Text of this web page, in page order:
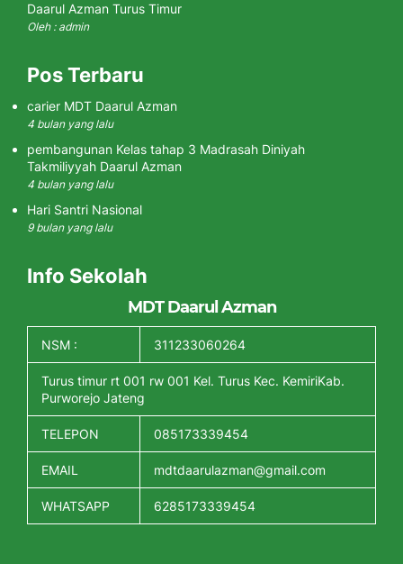
Daarul Azman Turus Timur
Oleh : admin
Pos Terbaru
carier MDT Daarul Azman
4 bulan yang lalu
pembangunan Kelas tahap 3 Madrasah Diniyah
Takmiliyyah Daarul Azman
4 bulan yang lalu
Hari Santri Nasional
9 bulan yang lalu
Info Sekolah
MDT Daarul Azman
NSM : 311233060264
Turus timur rt 001 rw 001 Kel. Turus Kec. KemiriKab.
Purworejo Jateng
TELEPON 085173339454
EMAIL mdtdaarulazman@gmail.com
WHATSAPP 6285173339454